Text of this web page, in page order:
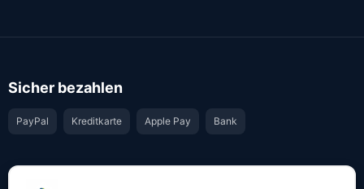
Sicher bezahlen
PayPal Kreditkarte Apple Pay Bank